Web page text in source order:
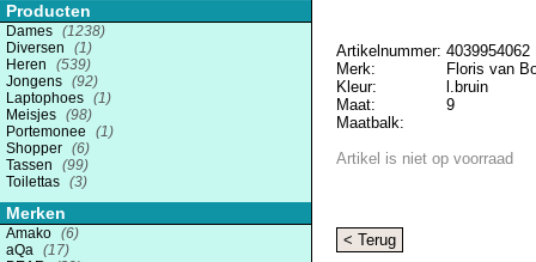
Producten
Dames (1238)
Diversen
(1)
Heren
(539)
Jongens (92)
Laptophoes (1)
Meisjes (98)
Portemonee
(1)
Shopper (6)
Tassen
(99)
Toilettas (3)
Merken
Amako (6)
aQa (17)
Artikelnummer: 4039954062
Merk:
Floris van
Kleur:
l.bruin
Maat:
9
Maatbalk:
Artikel is niet op voorraad
< Terug